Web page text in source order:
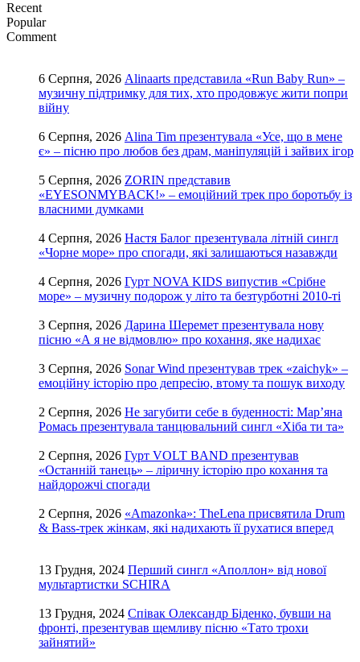
Recent
Popular
Comment
6 Серпня, 2026 Alinaarts представила «Run Baby Run» –
музичну підтримку для тих, хто продовжує жити попри
війну
6 Серпня, 2026 Alina Tim презентувала «Усе, що в мене
є» – пісню про любов без драм, маніпуляцій і зайвих ігор
5 Серпня, 2026 ZORIN представив
«EYESONMYBACK!» – емоційний трек про боротьбу із
власними думками
4 Серпня, 2026 Настя Балог презентувала літній сингл
«Чорне море» про спогади, які залишаються назавжди
4 Серпня, 2026 Гурт NOVA KIDS випустив «Срібне
море» – музичну подорож у літо та безтурботні 2010-ті
3 Серпня, 2026 Дарина Шеремет презентувала нову
пісню «А я не відмовлю» про кохання, яке надихає
3 Серпня, 2026 Sonar Wind презентував трек «zaichyk» –
емоційну історію про депресію, втому та пошук виходу
2 Серпня, 2026 Не загубити себе в буденності: Мар’яна
Ромась презентувала танцювальний сингл «Хіба ти та»
2 Серпня, 2026 Гурт VOLT BAND презентував
«Останній танець» – ліричну історію про кохання та
найдорожчі спогади
2 Серпня, 2026 «Amazonka»: TheLena присвятила Drum
& Bass-трек жінкам, які надихають її рухатися вперед
13 Грудня, 2024 Перший сингл «Аполлон» від нової
мультартистки SCHIRA
13 Грудня, 2024 Співак Олександр Біденко, бувши на
фронті, презентував щемливу пісню «Тато трохи
зайнятий»